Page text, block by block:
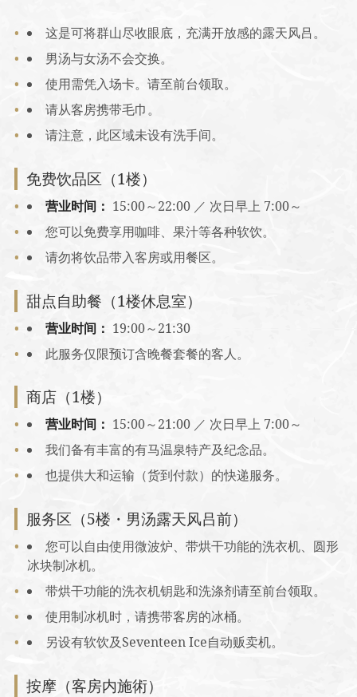
这是可将群山尽收眼底，充满开放感的露天风吕。
男汤与女汤不会交换。
使用需凭入场卡。请至前台领取。
请从客房携带毛巾。
请注意，此区域未设有洗手间。
免费饮品区（1楼）
营业时间： 15:00～22:00 ／ 次日早上 7:00～
您可以免费享用咖啡、果汁等各种软饮。
请勿将饮品带入客房或用餐区。
甜点自助餐（1楼休息室）
营业时间： 19:00～21:30
此服务仅限预订含晚餐套餐的客人。
商店（1楼）
营业时间： 15:00～21:00 ／ 次日早上 7:00～
我们备有丰富的有马温泉特产及纪念品。
也提供大和运输（货到付款）的快递服务。
服务区（5楼・男汤露天风吕前）
您可以自由使用微波炉、带烘干功能的洗衣机、圆形
冰块制冰机。
带烘干功能的洗衣机钥匙和洗涤剂请至前台领取。
使用制冰机时，请携带客房的冰桶。
另设有软饮及Seventeen Ice自动贩卖机。
按摩（客房内施術）